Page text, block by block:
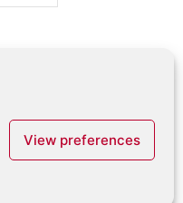
View preferences